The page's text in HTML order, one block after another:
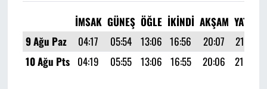
İMSAK GÜNEŞ ÖĞLE İKINDI AKŞAM YATSI
9 Ağu Paz
04:17 05:54 13:06 16:56 20:07
21:37
10 Ağu Pts 04:19 05:55 13:06 16:55 20:06 21:36